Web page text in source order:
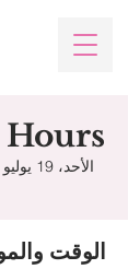
الأحد، 19 يوليو
الوقت